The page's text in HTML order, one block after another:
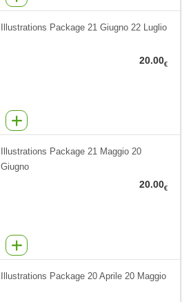
Illustrations Package 21 Giugno 22 Luglio
20.00€
Illustrations Package 21 Maggio 20
Giugno
20.00€
Illustrations Package 20 Aprile 20 Maggio